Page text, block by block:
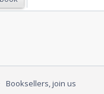
Booksellers, join us